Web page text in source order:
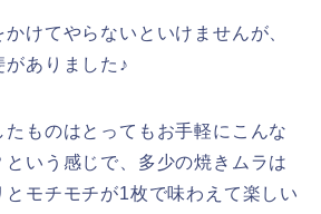
けてやらないといけませんが、
がありました♪
ものはとってもお手軽にこんな
いう感じで、多少の焼きムラは
とモチモチが1枚で味わえて楽しい